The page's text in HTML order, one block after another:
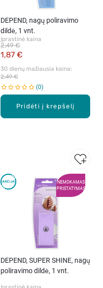
Pridėti į krepšelį
DEPEND, nagų poliravimo
dildė, 1 vnt.
Įprastinė kaina
1,87 €
2,49 €
30 dienų mažiausia kaina:
2,49 €
0
NEMOKAMAS
PRISTATYMAS
DEPEND, SUPER SHINE, nagų
poliravimo dildė, 1 vnt.